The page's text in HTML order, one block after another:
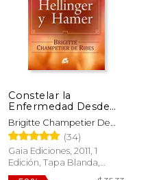
Constelar la
Enfermedad Desde
las Comprensiones
de Hellinger y Hamer
Brigitte Champetier De
Ribes
(34)
Gaia Ediciones, 2011, 1
Edición, Tapa Blanda,
Nuevo